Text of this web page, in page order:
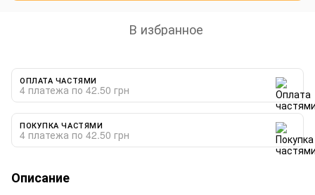
В избранное
ОПЛАТА ЧАСТЯМИ
4 платежа по 42.50 грн
ПОКУПКА ЧАСТЯМИ
4 платежа по 42.50 грн
Описание